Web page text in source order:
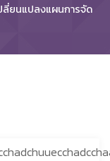
ลี่ยนแปลงแผนการจัด